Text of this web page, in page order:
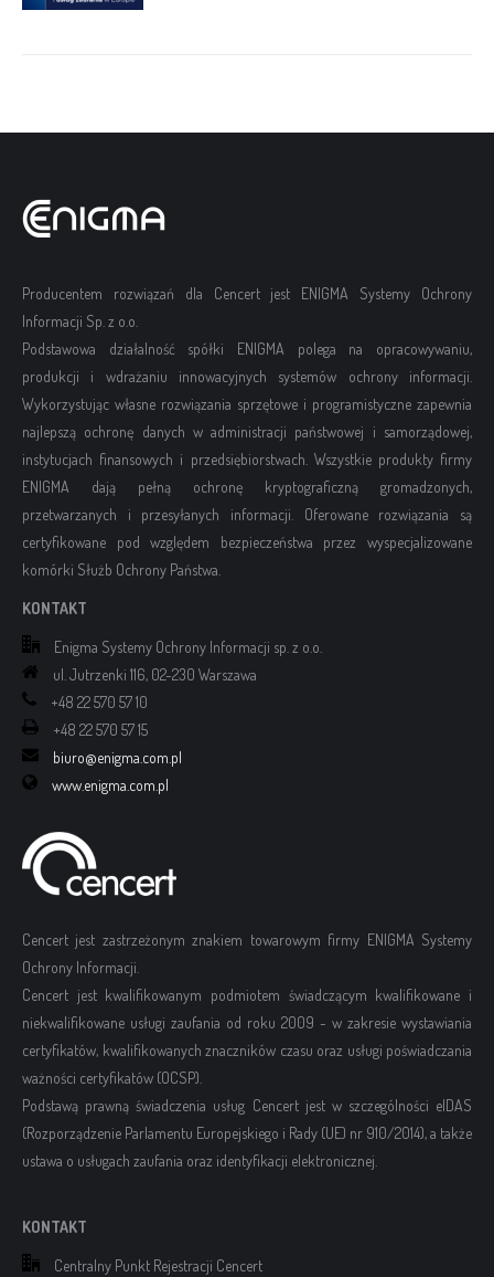
Producentem rozwiązań dla Cencert jest ENIGMA Systemy Ochrony
Informacji Sp. z o.o.
Podstawowa działalność spółki ENIGMA polega na opracowywaniu,
produkcji i wdrażaniu innowacyjnych systemów ochrony informacji.
Wykorzystując własne rozwiązania sprzętowe i programistyczne zapewnia
najlepszą ochronę danych w administracji państwowej i samorządowej,
instytucjach finansowych i przedsiębiorstwach. Wszystkie produkty firmy
ENIGMA dają pełną ochronę kryptograficzną gromadzonych,
przetwarzanych i przesyłanych informacji. Oferowane rozwiązania są
certyfikowane pod względem bezpieczeństwa przez wyspecjalizowane
komórki Służb Ochrony Państwa.
KONTAKT
Enigma Systemy Ochrony Informacji sp. z o.o.
ul. Jutrzenki 116, 02-230 Warszawa
+48 22 570 57 10
+48 22 570 57 15
biuro@enigma.com.pl
www.enigma.com.pl
Cencert jest zastrzeżonym znakiem towarowym firmy ENIGMA Systemy
Ochrony Informacji.
Cencert jest kwalifikowanym podmiotem świadczącym kwalifikowane i
niekwalifikowane usługi zaufania od roku 2009 - w zakresie wystawiania
certyfikatów, kwalifikowanych znaczników czasu oraz usługi poświadczania
ważności certyfikatów (OCSP).
Podstawą prawną świadczenia usług Cencert jest w szczególności eIDAS
(Rozporządzenie Parlamentu Europejskiego i Rady (UE) nr 910/2014), a także
ustawa o usługach zaufania oraz identyfikacji elektronicznej.
KONTAKT
Centralny Punkt Rejestracji Cencert